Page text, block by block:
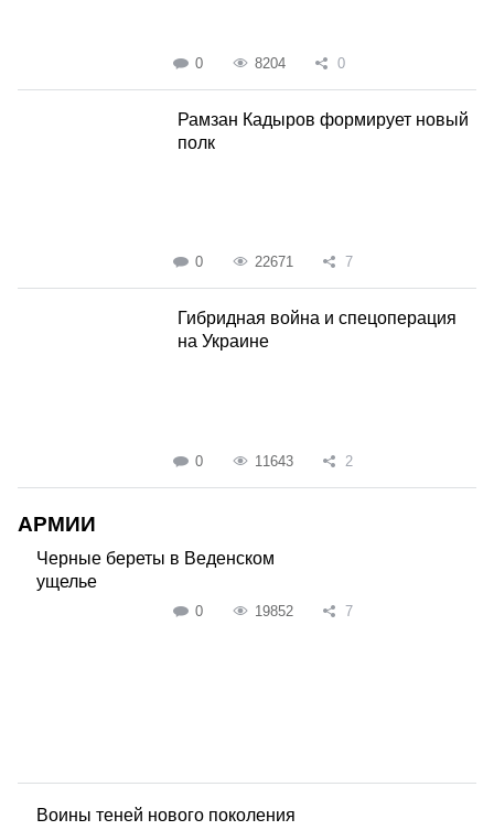
0 8204 0
Рамзан Кадыров формирует новый
полк
0 22671 7
Гибридная война и спецоперация
на Украине
0 11643 2
АРМИИ
Черные береты в Веденском
ущелье
0 19852 7
Воины теней нового поколения